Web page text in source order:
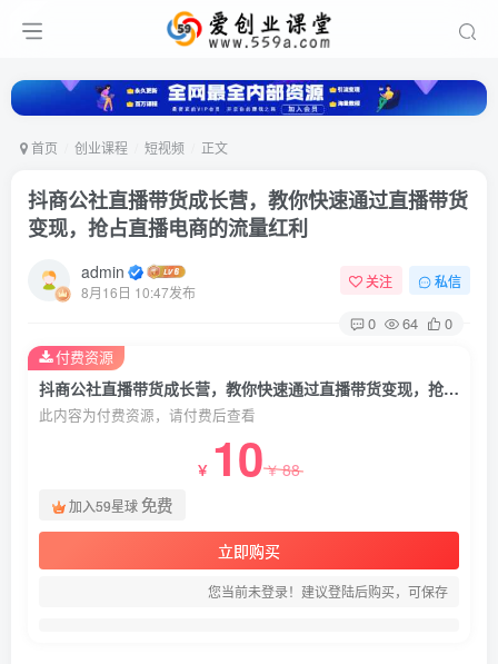
首页 创业课程 短视频 正文
抖商公社直播带货成长营，教你快速通过直播带货
变现，抢占直播电商的流量红利
admin
8月16日 10:47发布
关注 私信
0 64 0
抖商公社直播带货成长营，教你快速通过直播带货变现，抢占直播电商的流量红利
此内容为付费资源，请付费后查看
￥ 10￥88
加入59星球免费
立即购买
您当前未登录！建议登陆后购买，可保存
付费资源